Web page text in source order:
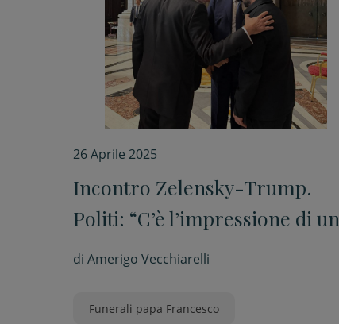
26 Aprile 2025
Incontro Zelensky-Trump.
Politi: “C’è l’impressione di un
dialogo in corso”
di Amerigo Vecchiarelli
Funerali papa Francesco